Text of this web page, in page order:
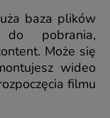
baza plików
pobrania,
Może się
wideo
filmu